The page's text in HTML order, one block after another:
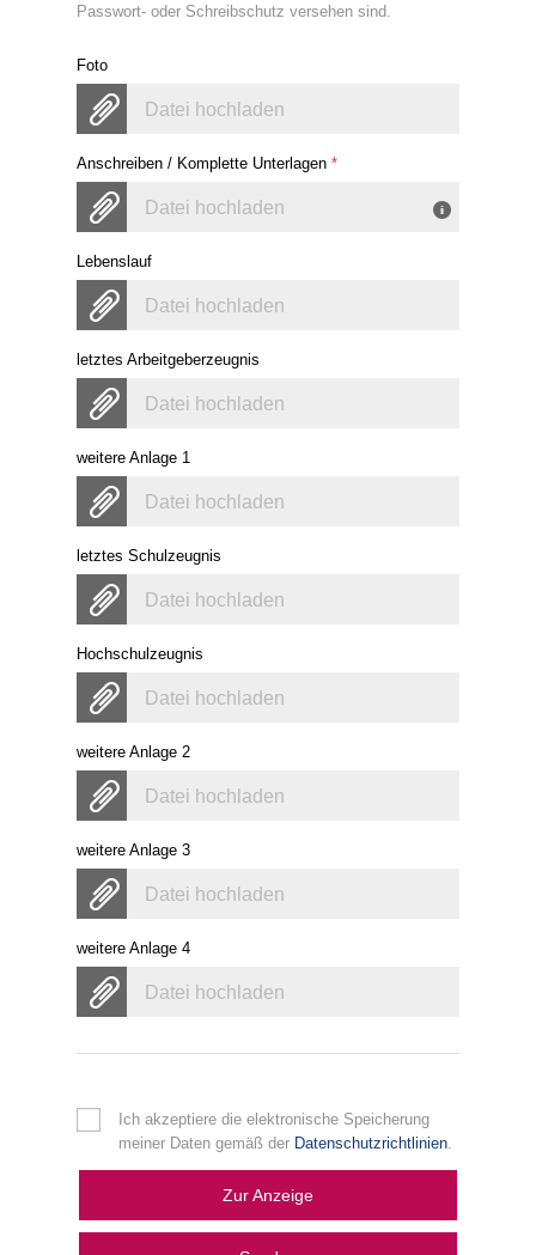
Passwort- oder Schreibschutz versehen sind.
Foto
Datei hochladen
Anschreiben / Komplette Unterlagen *
Datei hochladen
Lebenslauf
Datei hochladen
letztes Arbeitgeberzeugnis
Datei hochladen
weitere Anlage 1
Datei hochladen
letztes Schulzeugnis
Datei hochladen
Hochschulzeugnis
Datei hochladen
weitere Anlage 2
Datei hochladen
weitere Anlage 3
Datei hochladen
weitere Anlage 4
Datei hochladen
Ich akzeptiere die elektronische Speicherung
meiner Daten gemäß der Datenschutzrichtlinien
Zur Anzeige